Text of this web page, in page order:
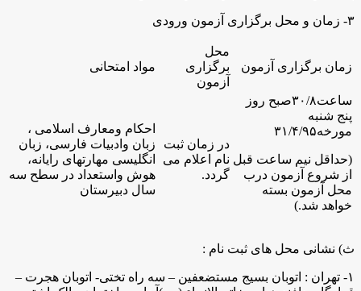
۳- زمان و محل برگزاری آزمون ورودی
زمان برگزاری آزمون
محل
برگزاری
آزمون
مواد امتحانی
ساعت۳۰/۸صبح روز
پنج شنبه
مورخه۳۱/۴/۹۵
(حداقل نیم ساعت قبل
از شروع آزمون درب
محل آزمون بسته
خواهد شد.)
در زمان ثبت
نام اعلام می
گردد.
احکام ومعارف اسلامی ،
زبان وادبیات فارسی، زبان
انگلیسی مهارتهای رایانه،
هوش واستعداد در سطح سه
سال دبیرستان
ث) نشانی محل های ثبت نام :
۱- تهران : اتوبان بسیج مستضعفین – سه راه تختی- اتوبان هجرت –